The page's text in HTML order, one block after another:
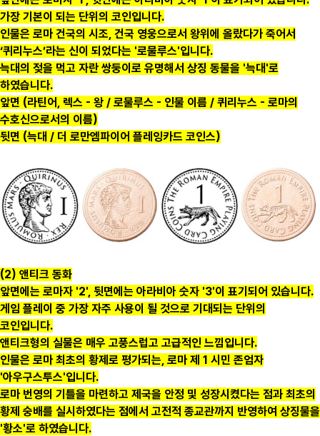
가장 기본이 되는 단위의 코인입니다.
인물은 로마 건국의 시조, 건국 영웅으로서 왕위에 올랐다가 죽어서
‘퀴리누스’라는 신이 되었다는 '로물루스'입니다.
늑대의 젖을 먹고 자란 쌍둥이로 유명해서 상징 동물을 '늑대'로
하였습니다.
앞면 (라틴어, 렉스 - 왕 / 로물루스 - 인물 이름 / 퀴리누스 - 로마의
수호신으로서의 이름)
뒷면 (늑대 / 더 로만엠파이어 플레잉카드 코인스)
(2) 앤티크 동화
앞면에는 로마자 '2', 뒷면에는 아라비아 숫자 '3'이 표기되어 있습니다.
게임 플레이 중 가장 자주 사용이 될 것으로 기대되는 단위의
코인입니다.
앤티크형의 실물은 매우 고풍스럽고 고급적인 느낌입니다.
인물은 로마 최초의 황제로 평가되는, 로마 제 1 시민 존엄자
'아우구스투스'입니다.
로마 번영의 기틀을 마련하고 제국을 안정 및 성장시켰다는 점과 최초의
황제 숭배를 실시하였다는 점에서 고전적 종교관까지 반영하여 상징물을
'황소'로 하였습니다.